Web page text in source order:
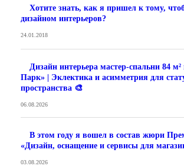
Хотите знать, как я пришел к тому,
дизайном интерьеров?
24.01.2018
Дизайн интерьера мастер-спальни 84
Парк» | Эклектика и асимметрия для
пространства 🎨
06.08.2026
В этом году я вошел в состав жюри
«Дизайн, оснащение и сервисы для
03.08.2026